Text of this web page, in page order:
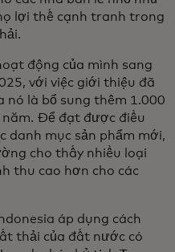
lợi thế cạnh tranh trong
động của mình sang
với việc giới thiệu đã
nó là bổ sung thêm 1.000
năm. Để đạt được điều
danh mục sản phẩm mới,
cho thấy nhiều loại
thu cao hơn cho các
áp dụng cách
thải của đất nước có